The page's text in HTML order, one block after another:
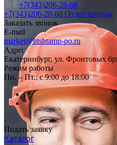
+7(343)206-28-68
+7(343)206-28-68 Отдел продаж
Заказать звонок
E-mail
market@litshtamp-po.ru
Адрес
Екатеринбург, ул. Фронтовых
Режим работы
Пн. – Пт.: с 9:00 до 18:00
Подать заявку
Каталог